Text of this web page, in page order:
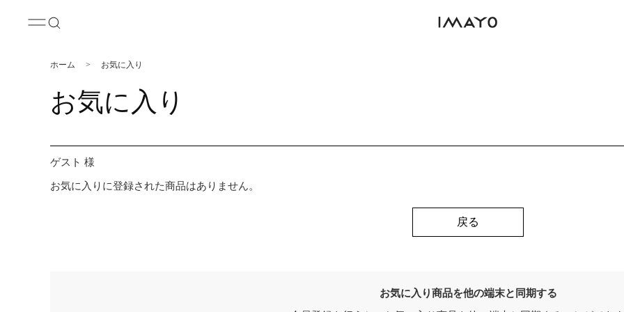
ホーム > お気に入り
お気に入り
ゲスト 様
お気に入りに登録された商品はありません。
戻る
お気に入り商品を他の端末と同期する